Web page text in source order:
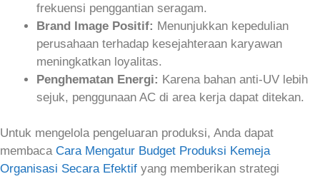
frekuensi penggantian seragam.
Brand Image Positif: Menunjukkan kepedulian
perusahaan terhadap kesejahteraan karyawan
meningkatkan loyalitas.
Penghematan Energi: Karena bahan anti‑UV lebih
sejuk, penggunaan AC di area kerja dapat ditekan.
Untuk mengelola pengeluaran produksi, Anda dapat
membaca Cara Mengatur Budget Produksi Kemeja
Organisasi Secara Efektif yang memberikan strategi